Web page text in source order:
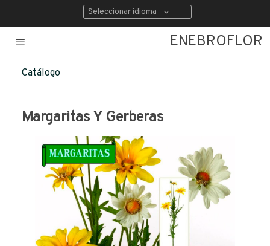
Seleccionar idioma
ENEBROFLOR
Catálogo
Margaritas Y Gerberas